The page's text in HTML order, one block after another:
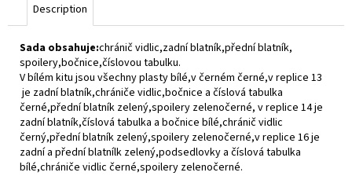
Description
Sada obsahuje:chránič vidlic,zadní blatník,přední blatník,
spoilery,bočnice,číslovou tabulku.
V bílém kitu jsou všechny plasty bílé,v černém černé,v replice 13
je zadní blatník,chrániče vidlic,bočnice a číslová tabulka
černé,přední blatník zelený,spoilery zelenočerné, v replice 14 je
zadní blatník,číslová tabulka a bočnice bílé,chránič vidlic
černý,přední blatník zelený,spoilery zelenočerné,v replice 16 je
zadní a přední blatnílk zelený,podsedlovky a číslová tabulka
bílé,chrániče vidlic černé,spoilery zelenočerné.